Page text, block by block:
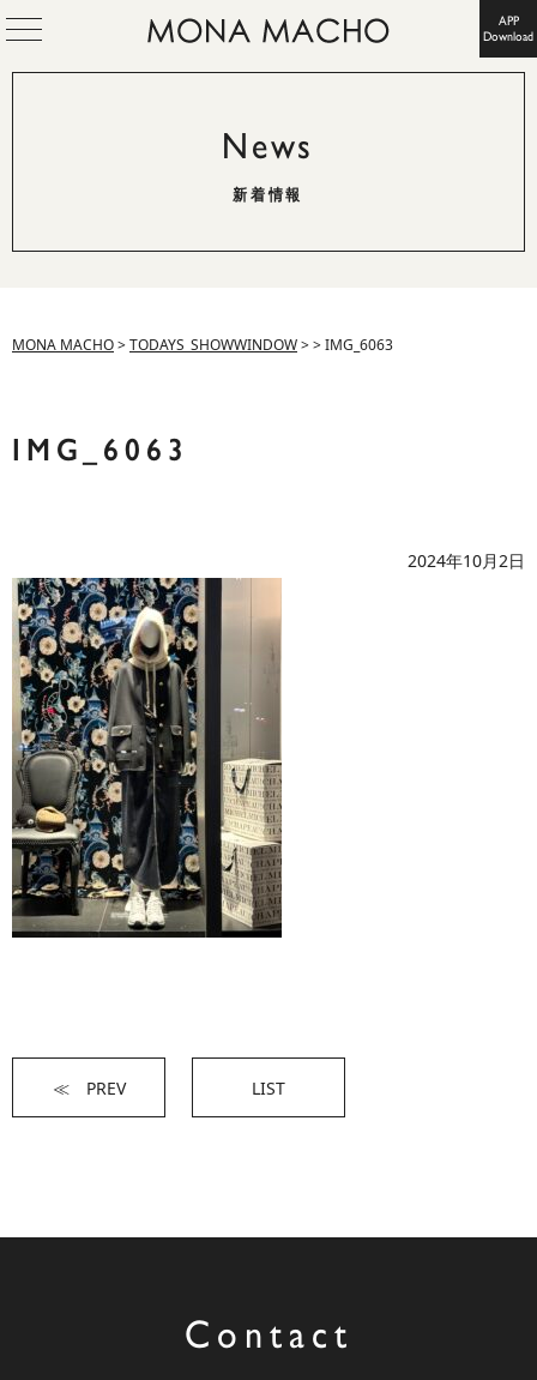
APP
Download
News
新着情報
MONA MACHO>TODAYS_SHOWWINDOW>>IMG_6063
IMG_6063
2024年10月2日
≪ PREV LIST
Contact